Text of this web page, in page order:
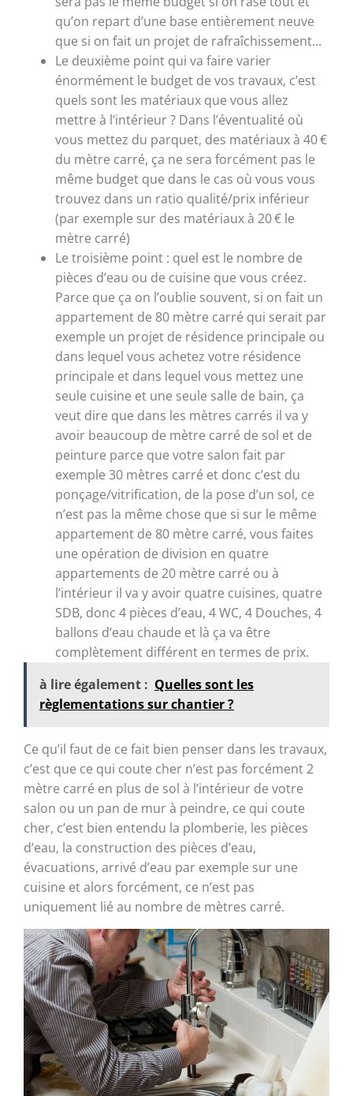
qu’on repart d’une base entièrement neuve
que si on fait un projet de rafraîchissement…
Le deuxième point qui va faire varier
énormément le budget de vos travaux, c’est
quels sont les matériaux que vous allez
mettre à l’intérieur ? Dans l’éventualité où
vous mettez du parquet, des matériaux à 40 €
du mètre carré, ça ne sera forcément pas le
même budget que dans le cas où vous vous
trouvez dans un ratio qualité/prix inférieur
(par exemple sur des matériaux à 20 € le
mètre carré)
Le troisième point : quel est le nombre de
pièces d’eau ou de cuisine que vous créez.
Parce que ça on l’oublie souvent, si on fait un
appartement de 80 mètre carré qui serait par
exemple un projet de résidence principale ou
dans lequel vous achetez votre résidence
principale et dans lequel vous mettez une
seule cuisine et une seule salle de bain, ça
veut dire que dans les mètres carrés il va y
avoir beaucoup de mètre carré de sol et de
peinture parce que votre salon fait par
exemple 30 mètres carré et donc c’est du
ponçage/vitrification, de la pose d’un sol, ce
n’est pas la même chose que si sur le même
appartement de 80 mètre carré, vous faites
une opération de division en quatre
appartements de 20 mètre carré ou à
l’intérieur il va y avoir quatre cuisines, quatre
SDB, donc 4 pièces d’eau, 4 WC, 4 Douches, 4
ballons d’eau chaude et là ça va être
complètement différent en termes de prix.
à lire également : Quelles sont les
règlementations sur chantier ?
Ce qu’il faut de ce fait bien penser dans les travaux,
c’est que ce qui coute cher n’est pas forcément 2
mètre carré en plus de sol à l’intérieur de votre
salon ou un pan de mur à peindre, ce qui coute
cher, c’est bien entendu la plomberie, les pièces
d’eau, la construction des pièces d’eau,
évacuations, arrivé d’eau par exemple sur une
cuisine et alors forcément, ce n’est pas
uniquement lié au nombre de mètres carré.